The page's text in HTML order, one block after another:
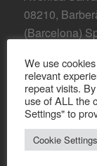
08210,
(Barcelona)
Tel: 93 729
Email:
SEARCH
We use
relevant
repeat visits.
use of ALL the
Settings" to
Cookie Settings